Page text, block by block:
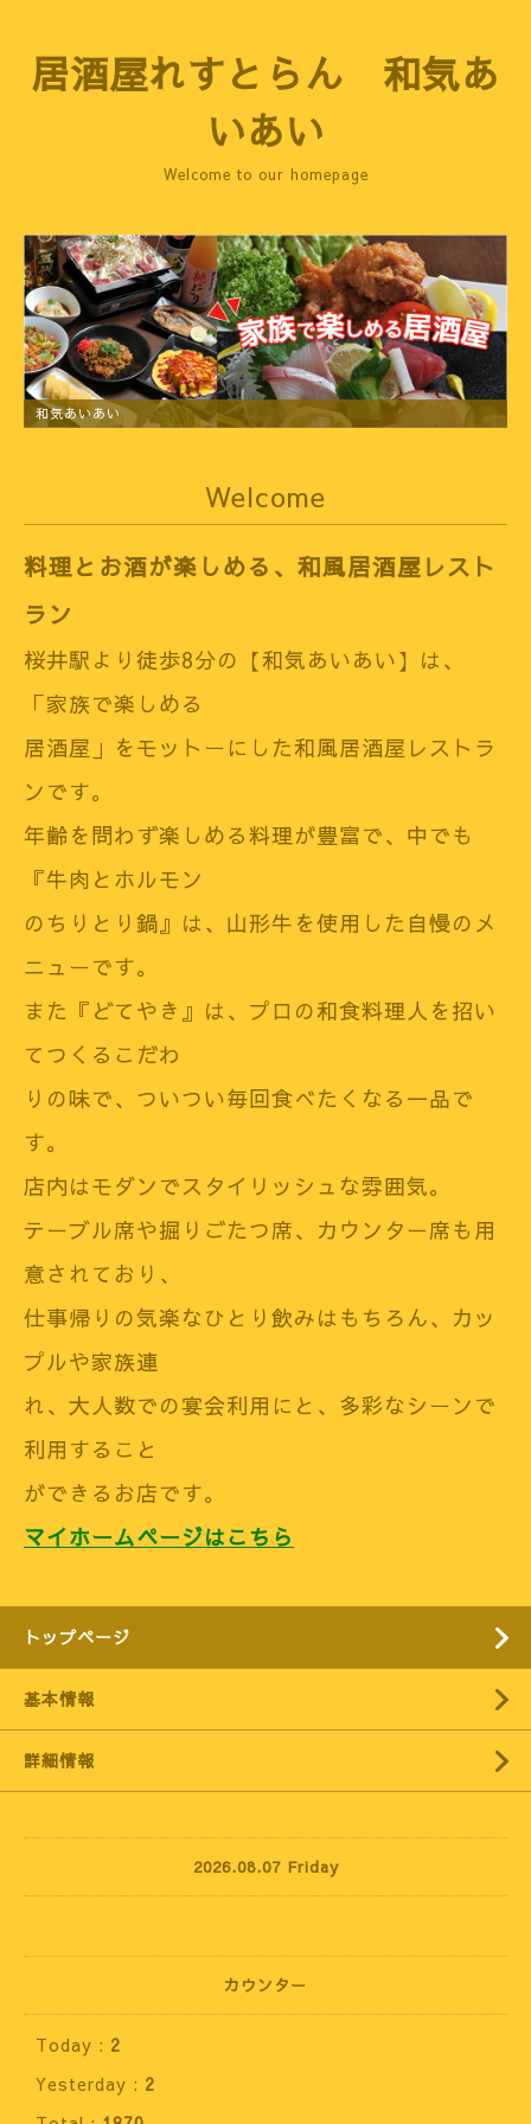
居酒屋れすとらん 和気あ
いあい
Welcome to our homepage
和気あいあい
Welcome
料理とお酒が楽しめる、和風居酒屋レスト
ラン
桜井駅より徒歩8分の【和気あいあい】は、
「家族で楽しめる
居酒屋」をモットーにした和風居酒屋レストラ
ンです。
年齢を問わず楽しめる料理が豊富で、中でも
『牛肉とホルモン
のちりとり鍋』は、山形牛を使用した自慢のメ
ニューです。
また『どてやき』は、プロの和食料理人を招い
てつくるこだわ
りの味で、ついつい毎回食べたくなる一品で
す。
店内はモダンでスタイリッシュな雰囲気。
テーブル席や掘りごたつ席、カウンター席も用
意されており、
仕事帰りの気楽なひとり飲みはもちろん、カッ
プルや家族連
れ、大人数での宴会利用にと、多彩なシーンで
利用すること
ができるお店です。
マイホームページはこちら
トップページ
基本情報
詳細情報
2026.08.07 Friday
カウンター
Today : 2
Yesterday : 2